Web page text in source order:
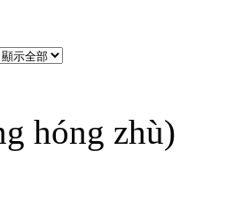
hóng zhù)